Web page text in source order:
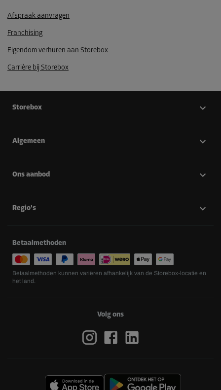
Afspraak aanvragen
Franchising
Eigendom verhuren aan Storebox
Carrière bij Storebox
Storebox
Algemeen
Ons aanbod
Regio's
Betaalmethoden
Betaalmethoden kunnen variëren afhankelijk van de Storebox-locatie en
het land.
Volg ons